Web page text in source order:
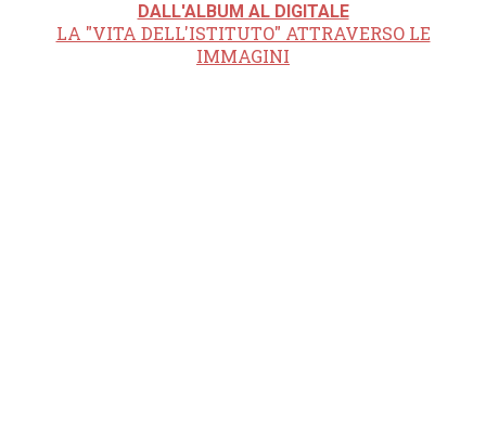
DALL'ALBUM AL DIGITALE
LA "VITA DELL'ISTITUTO" ATTRAVERSO LE
IMMAGINI